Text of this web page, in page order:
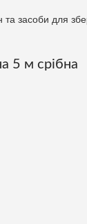
та засоби для
5 м срібна